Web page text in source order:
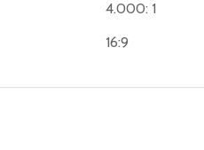
4.000: 1
16:9